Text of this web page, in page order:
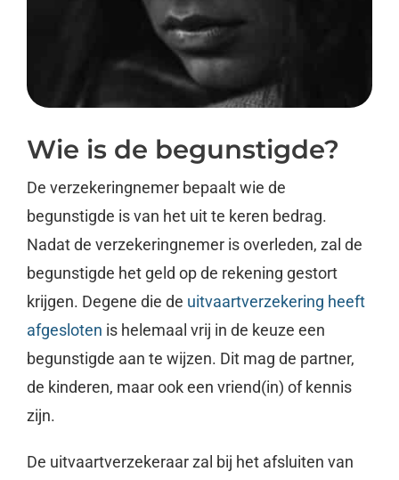
Wie is de begunstigde?
De verzekeringnemer bepaalt wie de
begunstigde is van het uit te keren bedrag.
Nadat de verzekeringnemer is overleden, zal de
begunstigde het geld op de rekening gestort
krijgen. Degene die de uitvaartverzekering heeft
afgesloten is helemaal vrij in de keuze een
begunstigde aan te wijzen. Dit mag de partner,
de kinderen, maar ook een vriend(in) of kennis
zijn.
De uitvaartverzekeraar zal bij het afsluiten van